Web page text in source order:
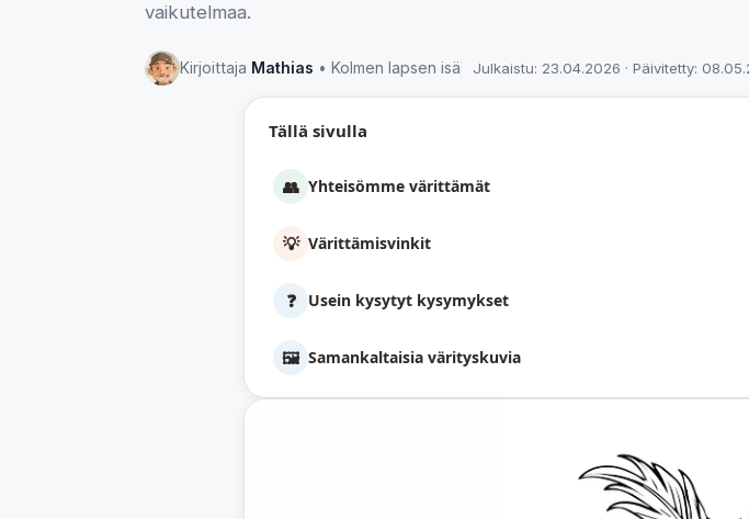
vaikutelmaa.
Kirjoittaja Mathias • Kolmen lapsen isä Julkaistu: 23.04.2026 · Päivitetty:
Tällä sivulla
👥 Yhteisömme värittämät
💡 Värittämisvinkit
❓ Usein kysytyt kysymykset
🖼️ Samankaltaisia värityskuvia